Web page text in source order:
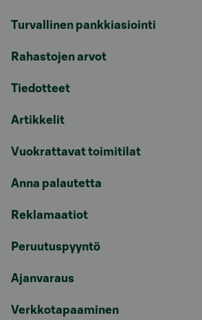
Turvallinen pankkiasiointi
Rahastojen arvot
Tiedotteet
Artikkelit
Vuokrattavat toimitilat
Anna palautetta
Reklamaatiot
Peruutuspyyntö
Ajanvaraus
Verkkotapaaminen